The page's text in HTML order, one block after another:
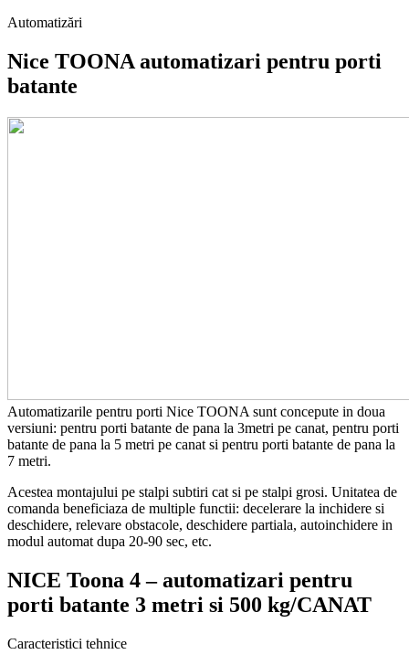
Automatizări
Nice TOONA automatizari pentru porti
batante
Automatizarile pentru porti Nice TOONA sunt concepute in doua
versiuni: pentru porti batante de pana la 3metri pe canat, pentru porti
batante de pana la 5 metri pe canat si pentru porti batante de pana la
7 metri.
Acestea montajului pe stalpi subtiri cat si pe stalpi grosi. Unitatea de
comanda beneficiaza de multiple functii: decelerare la inchidere si
deschidere, relevare obstacole, deschidere partiala, autoinchidere in
modul automat dupa 20-90 sec, etc.
NICE Toona 4 – automatizari pentru
porti batante 3 metri si 500 kg/CANAT
Caracteristici tehnice